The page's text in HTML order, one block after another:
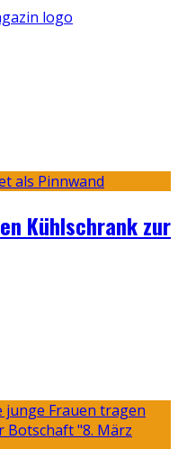
Kühlschrank zur